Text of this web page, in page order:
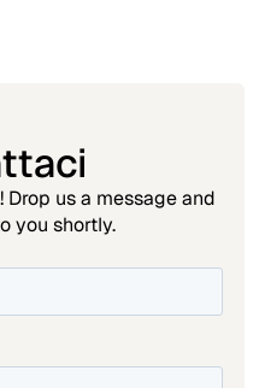
us a message and
you shortly.